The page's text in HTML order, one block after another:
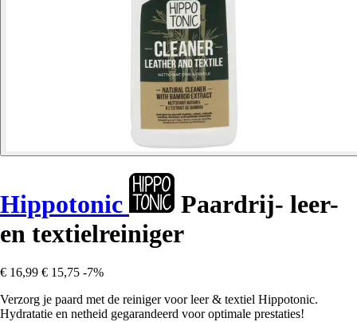
Hippotonic
Paardrij- leer-
en textielreiniger
€ 16,99 € 15,75 -7%
Verzorg je paard met de reiniger voor leer & textiel Hippotonic.
Hydratatie en netheid gegarandeerd voor optimale prestaties!